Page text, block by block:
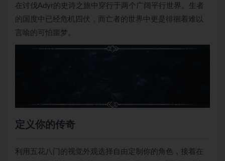
在讨伐Adyr的史诗之旅中穿行于两个广阔平行世界。生者
的国度中已经危机四伏，而亡者的世界中更是徘徊着难以
言喻的可怕噩梦。
定义你的传奇
利用五花八门的视觉外观选择自由定制你的角色，接着在